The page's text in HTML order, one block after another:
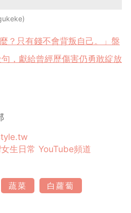
麼？只有錢不會背叛自己。」盤
，獻給曾經歷傷害仍勇敢綻放
生日常 YouTube頻道
蔬菜
白蘿蔔